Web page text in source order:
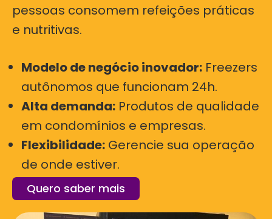
pessoas consomem refeições práticas
e nutritivas.
Modelo de negócio inovador: Freezers
autônomos que funcionam 24h.
Alta demanda: Produtos de qualidade
em condomínios e empresas.
Flexibilidade: Gerencie sua operação
de onde estiver.
Quero saber mais